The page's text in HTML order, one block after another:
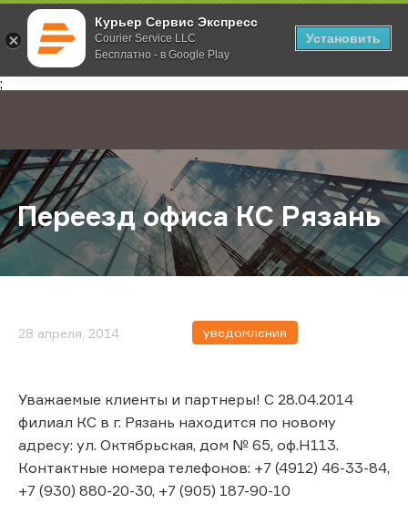
Курьер Сервис Экспресс
Courier Service LLC
Бесплатно - в Google Play
Установить
;
Главная О компании Новости Переезд офиса КС Рязань
Переезд офиса КС Рязань
28 апреля, 2014 уведомления
Уважаемые клиенты и партнеры! С 28.04.2014
филиал КС в г. Рязань находится по новому
адресу: ул. Октябрьская, дом № 65, оф.Н113.
Контактные номера телефонов: +7 (4912) 46-33-84,
+7 (930) 880-20-30, +7 (905) 187-90-10